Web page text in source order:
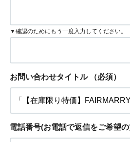
▼確認のためにもう一度入力してください。
お問い合わせタイトル （必須）
電話番号(お電話で返信をご希望